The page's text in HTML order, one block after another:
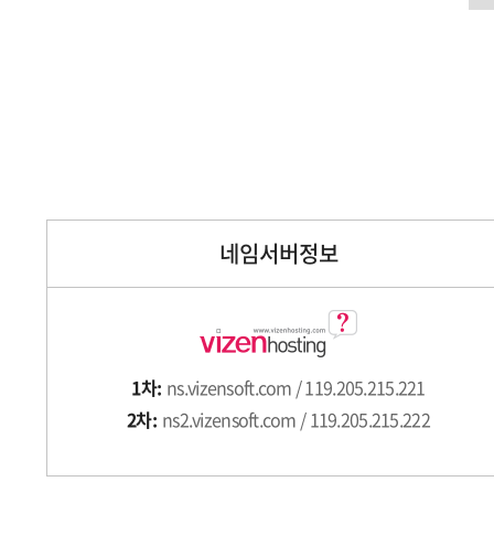
네임서버정보
1차: ns.vizensoft.com / 119.205.215.221
2차: ns2.vizensoft.com / 119.205.215.222